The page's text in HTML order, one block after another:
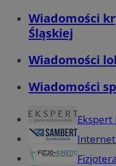
Wiadomości
Śląskiej
Wiadomości
Wiadomości
Ekspert